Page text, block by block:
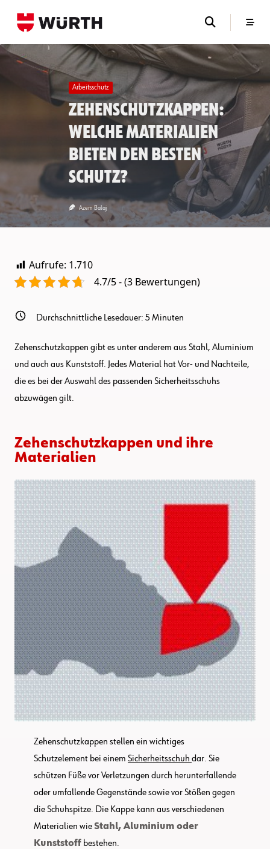
Arbeitsschutz
Zehenschutzkappen:
Welche Materialien
bieten den besten
Schutz?
Azem Balaj
Aufrufe: 1.710
4.7/5 - (3 Bewertungen)
Durchschnittliche Lesedauer: 5Minuten
Zehenschutzkappen gibt es unter anderem aus Stahl, Aluminium
und auch aus Kunststoff. Jedes Material hat Vor- und Nachteile,
die es bei der Auswahl des passenden Sicherheitsschuhs
abzuwägen gilt.
Zehenschutzkappen und ihre
Materialien
Zehenschutzkappen stellen ein wichtiges
Schutzelement bei einem Sicherheitsschuh dar. Sie
schützen Füße vor Verletzungen durch herunterfallende
oder umfallende Gegenstände sowie vor Stößen gegen
die Schuhspitze. Die Kappe kann aus verschiedenen
Materialien wieStahl, Aluminium oder
Kunststoff bestehen.